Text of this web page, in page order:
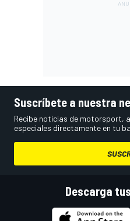
Suscríbete a nuestra
Recibe noticias de motorsport,
especiales directamente en tu
Descarga